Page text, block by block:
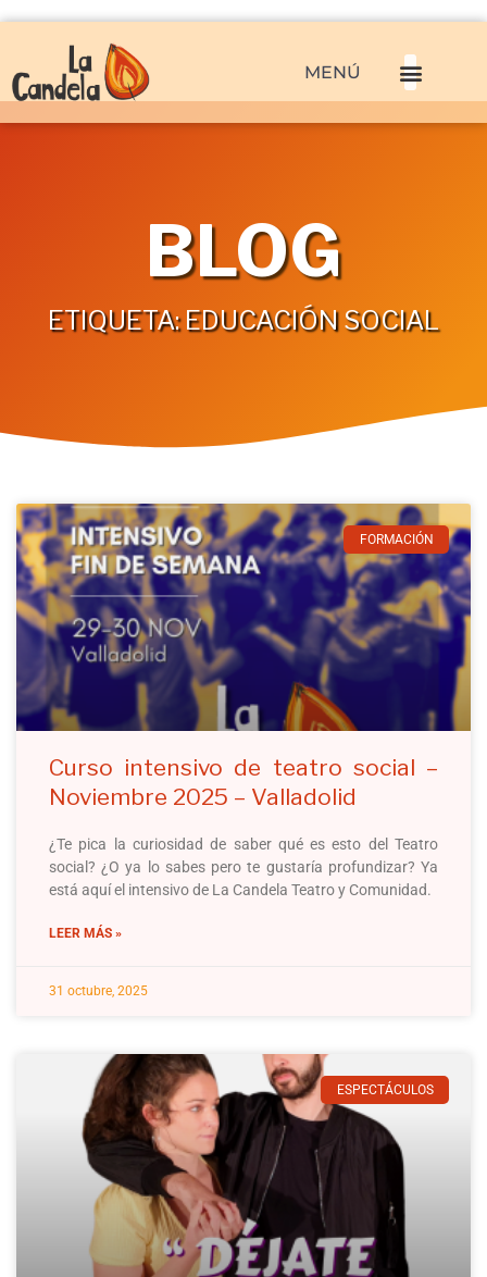
MENÚ
BLOG
ETIQUETA: EDUCACIÓN SOCIAL
FORMACIÓN
Curso intensivo de teatro social –
Noviembre 2025 – Valladolid
¿Te pica la curiosidad de saber qué es esto del Teatro
social? ¿O ya lo sabes pero te gustaría profundizar? Ya
está aquí el intensivo de La Candela Teatro y Comunidad.
LEER MÁS »
31 octubre, 2025
ESPECTÁCULOS